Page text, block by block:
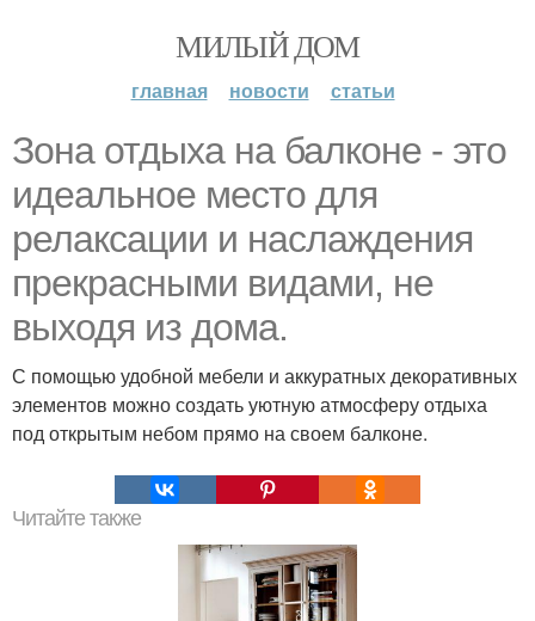
МИЛЫЙ ДОМ
главная новости статьи
Зона отдыха на балконе - это
идеальное место для
релаксации и наслаждения
прекрасными видами, не
выходя из дома.
С помощью удобной мебели и аккуратных декоративных
элементов можно создать уютную атмосферу отдыха
под открытым небом прямо на своем балконе.
Читайте также